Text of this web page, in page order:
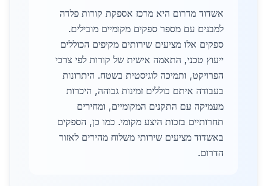
אשדוד מדרום היא מרכז אספקת קורות פלדה
למבנים עם מספר ספקים מקומיים מובילים.
ספקים אלו מציעים שירותים מקיפים הכוללים
ייעוץ טכני, התאמה אישית של קורות לפי צרכי
הפרויקט, ותמיכה לוגיסטית בשטח. היתרונות
בעבודה איתם כוללים זמינות גבוהה, היכרות
מעמיקה עם התקנים המקומיים, ומחירים
תחרותיים בזכות היצע מקומי. כמו כן, הספקים
באשדוד מציעים שירותי משלוח מהירים לאזור
הדרום.